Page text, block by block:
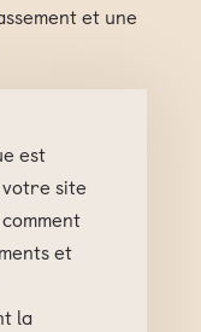
et une
est
site
et
la